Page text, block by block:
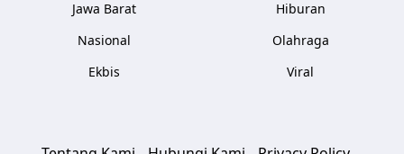
Jawa Barat
Nasional
Ekbis
Hiburan
Olahraga
Viral